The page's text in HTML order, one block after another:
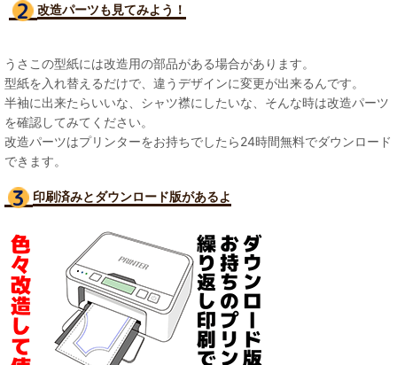
改造パーツも見てみよう！
うさこの型紙には改造用の部品がある場合があります。
型紙を入れ替えるだけで、違うデザインに変更が出来るんです。
半袖に出来たらいいな、シャツ襟にしたいな、そんな時は改造パーツ
を確認してみてください。
改造パーツはプリンターをお持ちでしたら24時間無料でダウンロード
できます。
印刷済みとダウンロード版があるよ